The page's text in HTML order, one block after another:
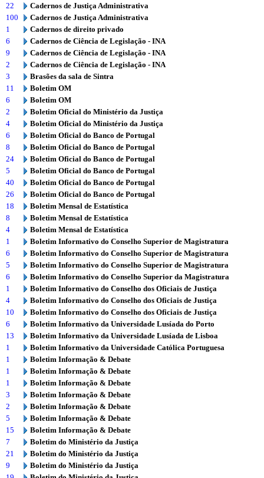
22
Cadernos de Justiça Administrativa
100
Cadernos de Justiça Administrativa
1
Cadernos de direito privado
6
Cadernos de Ciência de Legislação - INA
9
Cadernos de Ciência de Legislação - INA
2
Cadernos de Ciência de Legislação - INA
3
Brasões da sala de Sintra
11
Boletim OM
6
Boletim OM
2
Boletim Oficial do Ministério da Justiça
4
Boletim Oficial do Ministério da Justiça
6
Boletim Oficial do Banco de Portugal
8
Boletim Oficial do Banco de Portugal
24
Boletim Oficial do Banco de Portugal
5
Boletim Oficial do Banco de Portugal
40
Boletim Oficial do Banco de Portugal
26
Boletim Oficial do Banco de Portugal
18
Boletim Mensal de Estatística
8
Boletim Mensal de Estatística
4
Boletim Mensal de Estatística
1
Boletim Informativo do Conselho Superior de Magistratura
6
Boletim Informativo do Conselho Superior de Magistratura
5
Boletim Informativo do Conselho Superior de Magistratura
6
Boletim Informativo do Conselho Superior da Magistratura
1
Boletim Informativo do Conselho dos Oficiais de Justiça
4
Boletim Informativo do Conselho dos Oficiais de Justiça
10
Boletim Informativo do Conselho dos Oficiais de Justiça
6
Boletim Informativo da Universidade Lusíada do Porto
13
Boletim Informativo da Universidade Lusíada de Lisboa
1
Boletim Informativo da Universidade Católica Portuguesa
1
Boletim Informação & Debate
1
Boletim Informação & Debate
1
Boletim Informação & Debate
3
Boletim Informação & Debate
2
Boletim Informação & Debate
5
Boletim Informação & Debate
15
Boletim Informação & Debate
7
Boletim do Ministério da Justiça
21
Boletim do Ministério da Justiça
9
Boletim do Ministério da Justiça